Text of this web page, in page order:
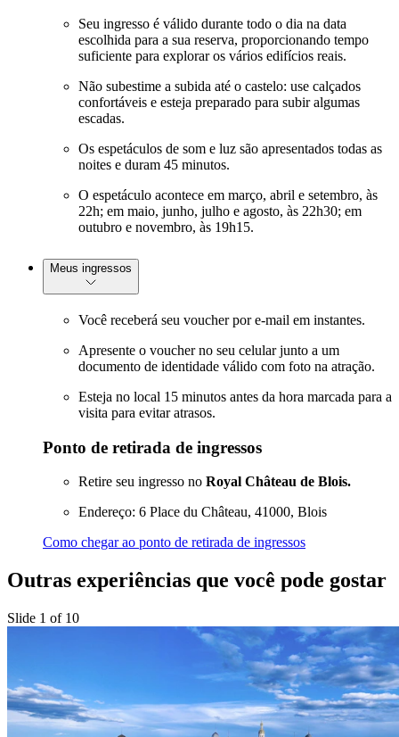
Seu ingresso é válido durante todo o dia na data
escolhida para a sua reserva, proporcionando tempo
suficiente para explorar os vários edifícios reais.
Não subestime a subida até o castelo: use calçados
confortáveis e esteja preparado para subir algumas
escadas.
Os espetáculos de som e luz são apresentados todas as
noites e duram 45 minutos.
O espetáculo acontece em março, abril e setembro, às
22h; em maio, junho, julho e agosto, às 22h30; em
outubro e novembro, às 19h15.
Meus ingressos
Você receberá seu voucher por e-mail em instantes.
Apresente o voucher no seu celular junto a um
documento de identidade válido com foto na atração.
Esteja no local 15 minutos antes da hora marcada para a
visita para evitar atrasos.
Ponto de retirada de ingressos
Retire seu ingresso no Royal Château de Blois.
Endereço: 6 Place du Château, 41000, Blois
Como chegar ao ponto de retirada de ingressos
Outras experiências que você pode gostar
Slide 1 of 10